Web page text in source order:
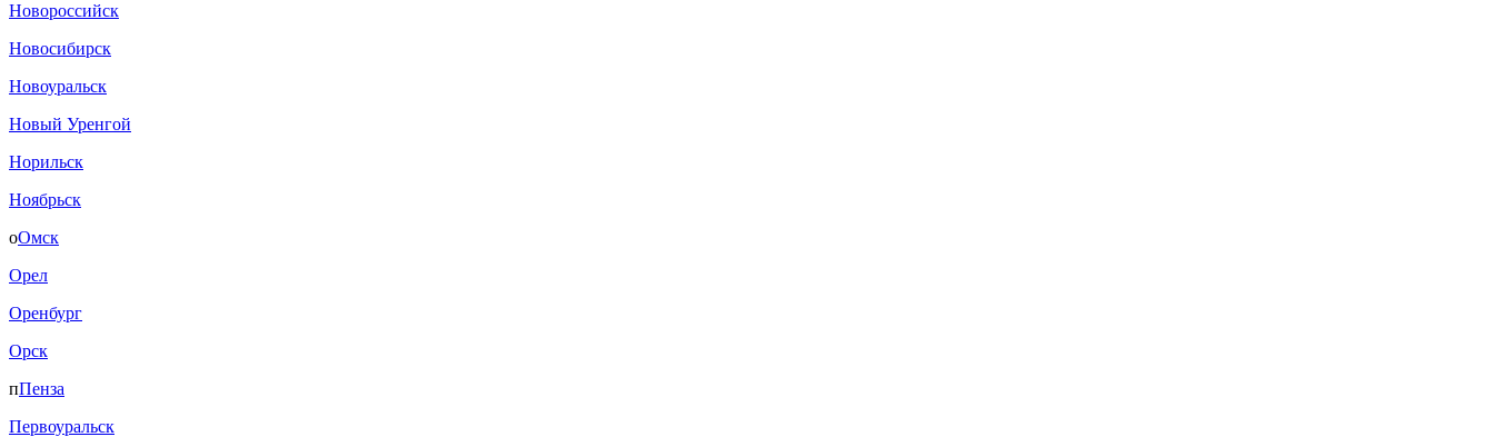
Новороссийск
Новосибирск
Новоуральск
Новый Уренгой
Норильск
Ноябрьск
оОмск
Орел
Оренбург
Орск
пПенза
Первоуральск